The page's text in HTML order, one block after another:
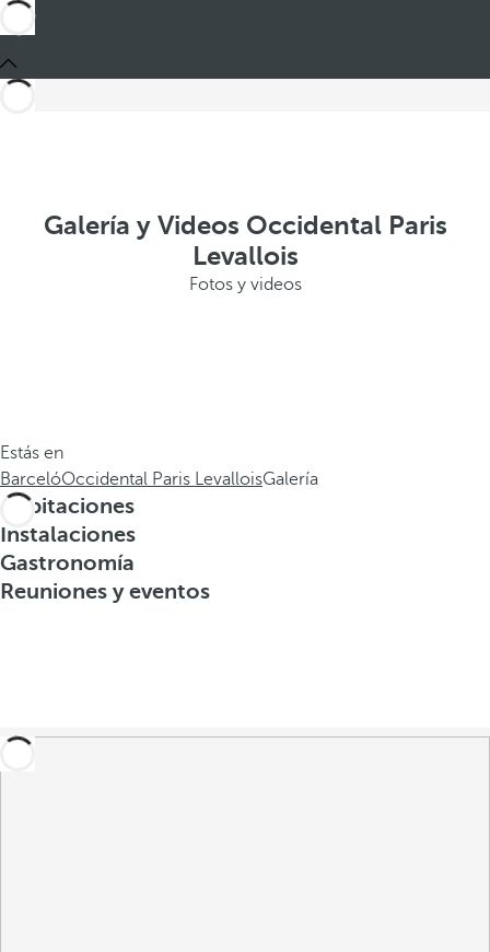
Galería y Videos Occidental Paris
Levallois
Fotos y videos
Estás en
BarcelóOccidental Paris LevalloisGalería
Habitaciones
Instalaciones
Gastronomía
Reuniones y eventos